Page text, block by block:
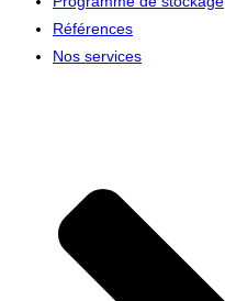
Références
Nos services